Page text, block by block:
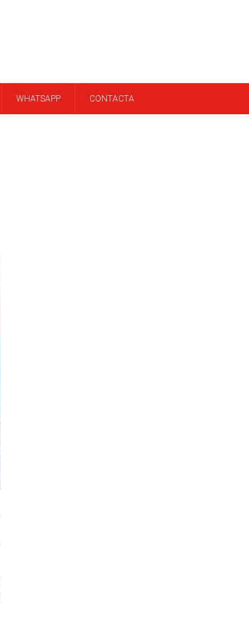
WHATSAPP CONTACTA